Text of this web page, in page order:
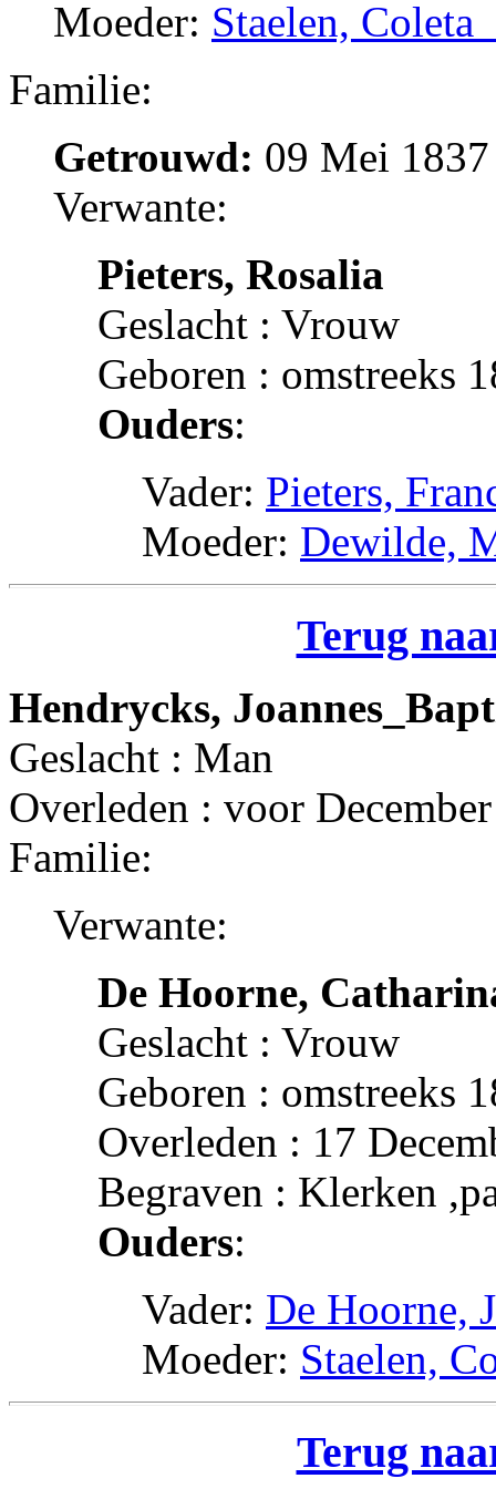
Moeder: Staelen,
Familie:
Getrouwd: 09 Mei
Verwante:
Pieters, Rosalia
Geslacht : Vrouw
Geboren : omstreeks
Ouders:
Vader: Pieters,
Moeder: Dewilde,
Terug
Hendrycks,
Geslacht : Man
Overleden : voor
Familie:
Verwante:
De Hoorne,
Geslacht : Vrouw
Geboren : omstreeks
Overleden : 17
Begraven : Klerken
Ouders:
Vader: De Hoorne,
Moeder: Staelen,
Terug